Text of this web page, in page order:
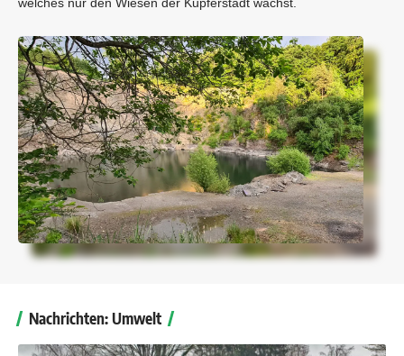
welches nur den Wiesen der Kupferstadt wächst.
Nachrichten: Umwelt